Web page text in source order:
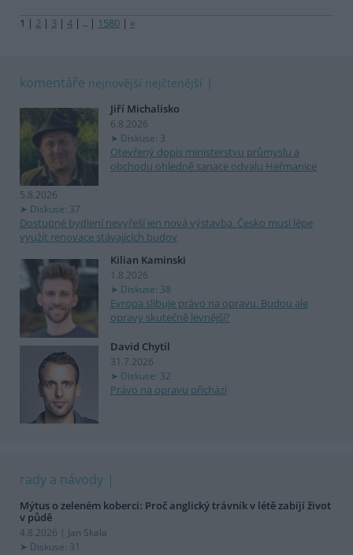
1 | 2 | 3 | 4 | .. | 1580 | »
komentáře nejnovější nejčtenější
Jiří Michalisko
6.8.2026
Diskuse: 3
Otevřený dopis ministerstvu průmyslu a
obchodu ohledně sanace odvalu Heřmanice
5.8.2026
Diskuse: 37
Dostupné bydlení nevyřeší jen nová výstavba. Česko musí lépe
využít renovace stávajících budov
Kilian Kaminski
1.8.2026
Diskuse: 38
Evropa slibuje právo na opravu. Budou ale
opravy skutečně levnější?
David Chytil
31.7.2026
Diskuse: 32
Právo na opravu přichází
rady a návody
Mýtus o zeleném koberci: Proč anglický trávník v létě zabíjí život
v půdě
4.8.2026 | Jan Skala
Diskuse: 31